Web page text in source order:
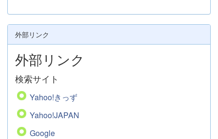
外部リンク
外部リンク
検索サイト
Yahoo!きっず
Yahoo!JAPAN
Google